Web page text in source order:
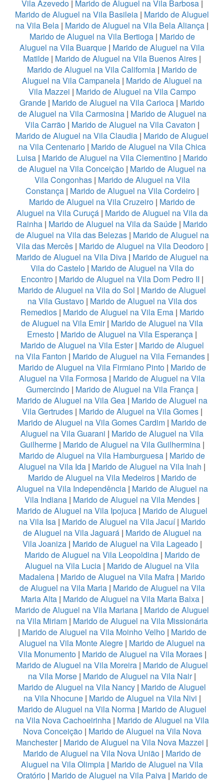
Vila Azevedo| Marido de Aluguel na Vila Barbosa|
Marido de Aluguel na Vila Basileia | Marido de Aluguel
na Vila Bela | Marido de Aluguel na Vila Bela Aliança |
Marido de Aluguel na Vila Bertioga| Marido de
Aluguel na Vila Buarque | Marido de Aluguel na Vila
Matilde | Marido de Aluguel na Vila Buenos Aires |
Marido de Aluguel na Vila California | Marido de
Aluguel na Vila Campanela | Marido de Aluguel na
Vila Mazzei | Marido de Aluguel na Vila Campo
Grande | Marido de Aluguel na Vila Carioca | Marido
de Aluguel na Vila Carmosina| Marido de Aluguel na
Vila Carrão| Marido de Aluguel na Vila Cavaton |
Marido de Aluguel na Vila Claudia | Marido de Aluguel
na Vila Centenario| Marido de Aluguel na Vila Chica
Luisa | Marido de Aluguel na Vila Clementino | Marido
de Aluguel na Vila Conceição | Marido de Aluguel na
Vila Congonhas| Marido de Aluguel na Vila
Constança| Marido de Aluguel na Vila Cordeiro|
Marido de Aluguel na Vila Cruzeiro | Marido de
Aluguel na Vila Curuçá | Marido de Aluguel na Vila da
Rainha | Marido de Aluguel na Vila da Saúde | Marido
de Aluguel na Vila das Belezas| Marido de Aluguel na
Vila das Mercês | Marido de Aluguel na Vila Deodoro |
Marido de Aluguel na Vila Diva| Marido de Aluguel na
Vila do Castelo| Marido de Aluguel na Vila do
Encontro| Marido de Aluguel na Vila Dom Pedro II |
Marido de Aluguel na Vila do Sol | Marido de Aluguel
na Vila Gustavo| Marido de Aluguel na Vila dos
Remedios| Marido de Aluguel na Vila Ema| Marido
de Aluguel na Vila Emir| Marido de Aluguel na Vila
Ernesto | Marido de Aluguel na Vila Esperança |
Marido de Aluguel na Vila Ester| Marido de Aluguel
na Vila Fanton | Marido de Aluguel na Vila Fernandes |
Marido de Aluguel na Vila Firmiano Pinto| Marido de
Aluguel na Vila Formosa | Marido de Aluguel na Vila
Gumercindo | Marido de Aluguel na Vila França |
Marido de Aluguel na Vila Gea | Marido de Aluguel na
Vila Gertrudes| Marido de Aluguel na Vila Gomes|
Marido de Aluguel na Vila Gomes Cardim | Marido de
Aluguel na Vila Guarani | Marido de Aluguel na Vila
Guilherme| Marido de Aluguel na Vila Guilhermina|
Marido de Aluguel na Vila Hamburguesa | Marido de
Aluguel na Vila Ida | Marido de Aluguel na Vila Inah |
Marido de Aluguel na Vila Medeiros| Marido de
Aluguel na Vila Independência| Marido de Aluguel na
Vila Indiana | Marido de Aluguel na Vila Mendes |
Marido de Aluguel na Vila Ipojuca | Marido de Aluguel
na Vila Isa | Marido de Aluguel na Vila Jacuí| Marido
de Aluguel na Vila Jaguará| Marido de Aluguel na
Vila Joaniza| Marido de Aluguel na Vila Lageado|
Marido de Aluguel na Vila Leopoldina| Marido de
Aluguel na Vila Lucia | Marido de Aluguel na Vila
Madalena | Marido de Aluguel na Vila Mafra | Marido
de Aluguel na Vila Maria| Marido de Aluguel na Vila
Maria Alta| Marido de Aluguel na Vila Maria Baixa|
Marido de Aluguel na Vila Mariana | Marido de Aluguel
na Vila Miriam | Marido de Aluguel na Vila Missionária
| Marido de Aluguel na Vila Moinho Velho| Marido de
Aluguel na Vila Monte Alegre | Marido de Aluguel na
Vila Monumento| Marido de Aluguel na Vila Moraes|
Marido de Aluguel na Vila Moreira | Marido de Aluguel
na Vila Morse | Marido de Aluguel na Vila Nair|
Marido de Aluguel na Vila Nancy | Marido de Aluguel
na Vila Nhocune| Marido de Aluguel na Vila Nivi |
Marido de Aluguel na Vila Norma | Marido de Aluguel
na Vila Nova Cachoeirinha | Marido de Aluguel na Vila
Nova Conceição| Marido de Aluguel na Vila Nova
Manchester| Marido de Aluguel na Vila Nova Mazzei |
Marido de Aluguel na Vila Nova União | Marido de
Aluguel na Vila Olimpia | Marido de Aluguel na Vila
Oratório| Marido de Aluguel na Vila Paiva| Marido de